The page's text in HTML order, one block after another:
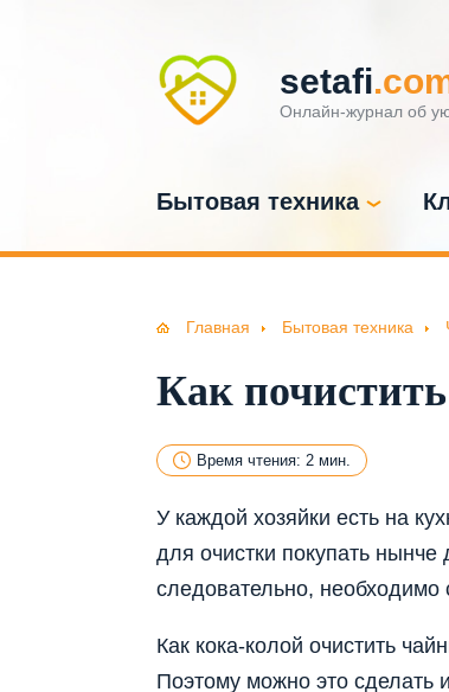
setafi
Онлайн-журнал об
Бытовая техника
Главная Бытовая техника
Как
Время чтения: 2 мин.
У каждой хозяйки есть на
для очистки покупать нынче
следовательно,
Как кока-колой очистить
Поэтому можно это